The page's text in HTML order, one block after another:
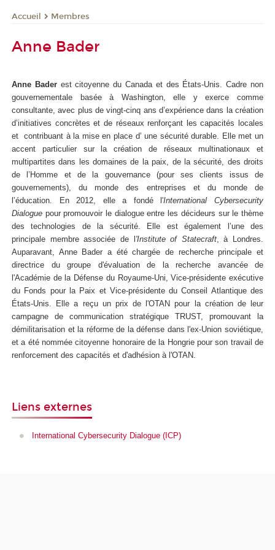
Accueil Membres
Anne Bader
Anne Bader est citoyenne du Canada et des États-Unis. Cadre non
gouvernementale basée à Washington, elle y exerce comme
consultante, avec plus de vingt-cinq ans d’expérience dans la création
d’initiatives concrètes et de réseaux renforçant les capacités locales
et contribuant à la mise en place d’ une sécurité durable. Elle met un
accent particulier sur la création de réseaux multinationaux et
multipartites dans les domaines de la paix, de la sécurité, des droits
de l’Homme et de la gouvernance (pour ses clients issus de
gouvernements), du monde des entreprises et du monde de
l’éducation. En 2012, elle a fondé l'International Cybersecurity
Dialogue pour promouvoir le dialogue entre les décideurs sur le thème
des technologies de la sécurité. Elle est également l’une des
principale membre associée de l'Institute of Statecraft, à Londres.
Auparavant, Anne Bader a été chargée de recherche principale et
directrice du groupe d'évaluation de la recherche avancée de
l'Académie de la Défense du Royaume-Uni, Vice-présidente exécutive
du Fonds pour la Paix et Vice-présidente du Conseil Atlantique des
États-Unis. Elle a reçu un prix de l'OTAN pour la création de leur
campagne de communication stratégique TRUST, promouvant la
démilitarisation et la réforme de la défense dans l'ex-Union soviétique,
et a été nommée citoyenne honoraire de la Hongrie pour son travail de
renforcement des capacités et d'adhésion à l'OTAN.
Liens externes
International Cybersecurity Dialogue (ICP)